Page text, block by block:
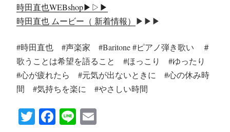
時田直也WEBshop▶︎▷▶︎
時田直也 ムービー（ 新着情報） ▶︎▶︎▶︎
#時田直也 #声楽家 #Baritone #ピアノ弾き歌い ＃
歌うことは希望を語ること #ほっこり #ゆったり
#心が疲れたら #元気が出ないときに #心の休み時
間 #気持ちを楽に #やさしい時間
T Fa Li